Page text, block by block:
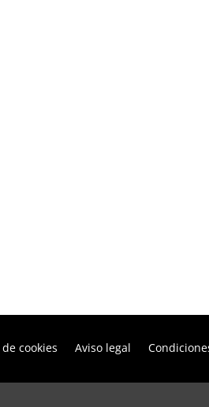
cookies Aviso legal